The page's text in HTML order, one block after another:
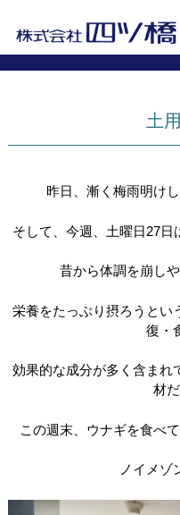
土
昨日、漸く梅雨明け
そして、今週、土曜日27日
昔から体調を崩し
栄養をたっぶり摂ろうとい
復・
効果的な成分が多く含まれ
材
この週末、ウナギを食べ
ノイメ